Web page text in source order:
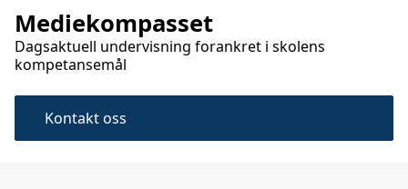
Mediekompasset
Dagsaktuell undervisning forankret i skolens
kompetansemål
Kontakt oss
Ungdomskolen
Videregående skole